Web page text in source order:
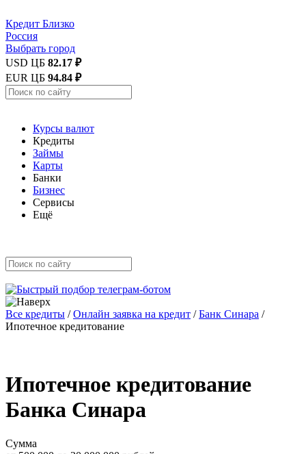
Кредит Близко
Россия
Выбрать город
USD ЦБ 82.17 ₽
EUR ЦБ 94.84 ₽
Курсы валют
Кредиты
Займы
Карты
Банки
Бизнес
Сервисы
Ещё
Все кредиты /Онлайн заявка на кредит /Банк Синара /
Ипотечное кредитование
Ипотечное кредитование
Банка Синара
Сумма